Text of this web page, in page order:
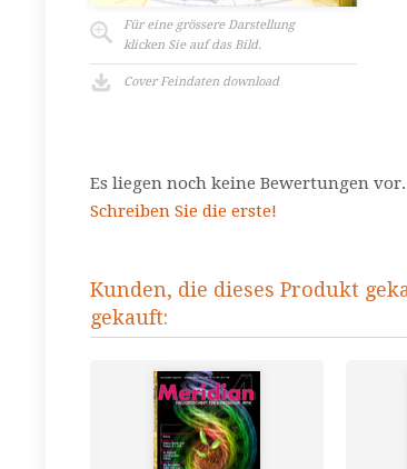
Für eine grössere Darstellung
klicken Sie auf das Bild.
Cover Feindaten download
Es liegen noch keine Bewertungen vor.
Schreiben Sie die erste!
Kunden, die dieses Produkt
gekauft: